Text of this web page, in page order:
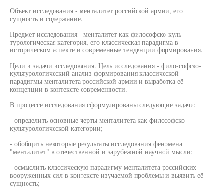
Объект исследования - менталитет российской армии, его
сущность и содержание.
Предмет исследования - менталитет как философско-куль-
турологическая категория, его классическая парадигма в
историческом аспекте и современные тенденции формирования.
Цели и задачи исследования. Цель исследования - фило-софско-
культурологический анализ формирования классической
парадигмы менталитета российской армии и выработка её
концепции в контексте современности.
В процессе исследования сформулированы следующие задачи:
- определить основные черты менталитета как философско-
культурологической категории;
- обобщить некоторые результаты исследования феномена
"менталитет" в отечественной и зарубежной научной мысли;
- осмыслить классическую парадигму менталитета российских
вооруженных сил в контексте изучаемой проблемы и выявить её
сущность;